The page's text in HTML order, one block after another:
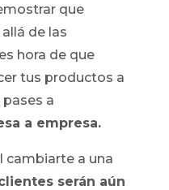
que
de las
hora de que
tus productos a
a
a empresa.
cambiarte a una
serán aún